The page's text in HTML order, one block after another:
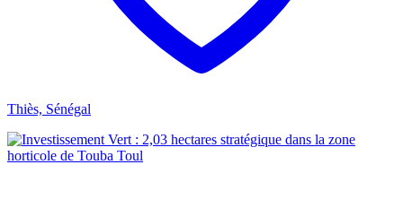
Thiès, Sénégal